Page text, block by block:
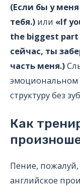
(Если бы у
тебя.) или «If
the biggest
сейчас, ты
часть меня.)
эмоциональном
структуру без
Как
Пение,
английское